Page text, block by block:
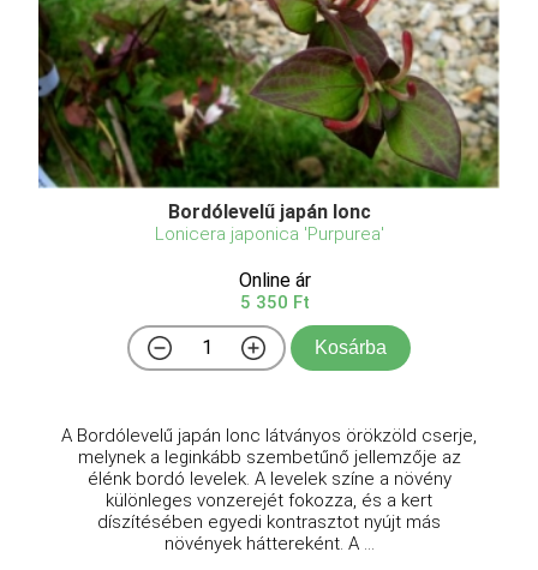
Bordólevelű japán lonc
Lonicera japonica 'Purpurea'
Online ár
5 350 Ft
Kosárba
A Bordólevelű japán lonc látványos örökzöld cserje,
melynek a leginkább szembetűnő jellemzője az
élénk bordó levelek. A levelek színe a növény
különleges vonzerejét fokozza, és a kert
díszítésében egyedi kontrasztot nyújt más
növények háttereként. A ...